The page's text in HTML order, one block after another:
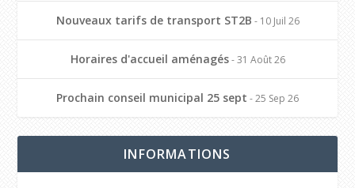
Nouveaux tarifs de transport ST2B - 10 Juil 26
Horaires d'accueil aménagés- 31 Août 26
Prochain conseil municipal 25 sept - 25 Sep 26
INFORMATIONS